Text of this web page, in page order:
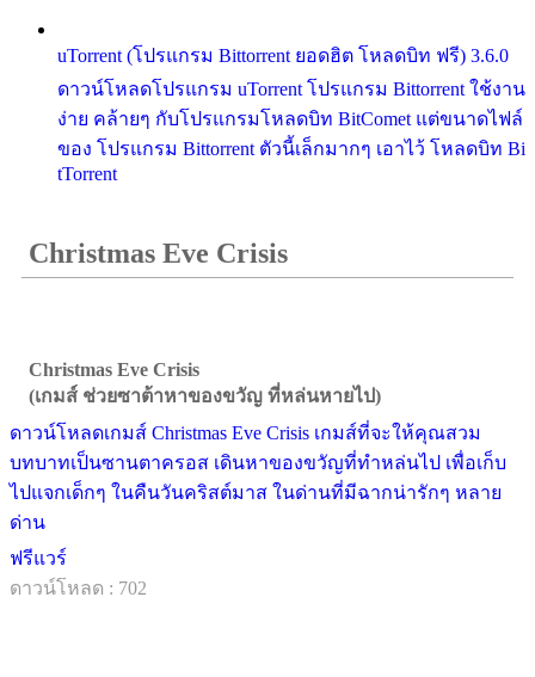
uTorrent (โปรแกรม Bittorrent ยอดฮิต โหลดบิท ฟรี) 3.6.0
ดาวน์โหลดโปรแกรม uTorrent โปรแกรม Bittorrent ใช้งาน
ง่าย คล้ายๆ กับโปรแกรมโหลดบิท BitComet แต่ขนาดไฟล์
ของ โปรแกรม Bittorrent ตัวนี้เล็กมากๆ เอาไว้ โหลดบิท Bi
tTorrent
Christmas Eve Crisis
Christmas Eve Crisis
(เกมส์ ช่วยซาต้าหาของขวัญ ที่หล่นหายไป)
ดาวน์โหลดเกมส์ Christmas Eve Crisis เกมส์ที่จะให้คุณสวม
บทบาทเป็นซานตาครอส เดินหาของขวัญที่ทำหล่นไป เพื่อเก็บ
ไปแจกเด็กๆ ในคืนวันคริสต์มาส ในด่านที่มีฉากน่ารักๆ หลาย
ด่าน
ฟรีแวร์
ดาวน์โหลด : 702